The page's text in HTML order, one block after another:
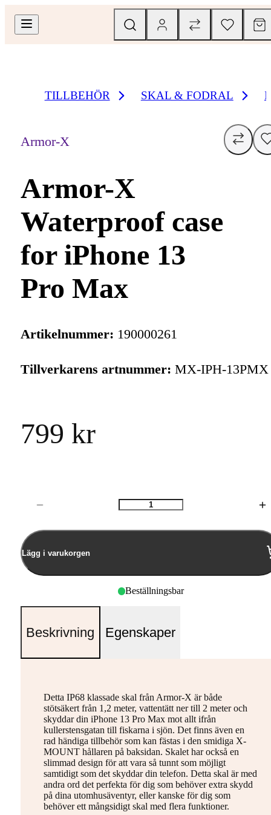
TILLBEHÖR SKAL & FODRAL
Armor-X
Armor-X
Waterproof case
for iPhone 13
Pro Max
Artikelnummer: 190000261
Tillverkarens artnummer: MX-IPH-13PMX
799 kr
Antal
Lägg i varukorgen
Beställningsbar
Beskrivning Egenskaper
Detta IP68 klassade skal från Armor-X är både
stötsäkert från 1,2 meter, vattentätt ner till 2 meter och
skyddar din iPhone 13 Pro Max mot allt ifrån
kullerstensgatan till fiskarna i sjön. Det finns även en
rad händiga tillbehör som kan fästas i den smidiga X-
MOUNT hållaren på baksidan. Skalet har också en
slimmad design för att vara så tunnt som möjligt
samtidigt som det skyddar din telefon. Detta skal är med
andra ord det perfekta för dig som behöver extra skydd
på dina utomhusäventyr, eller kanske för dig som
behöver ett mångsidigt skal med flera funktioner.